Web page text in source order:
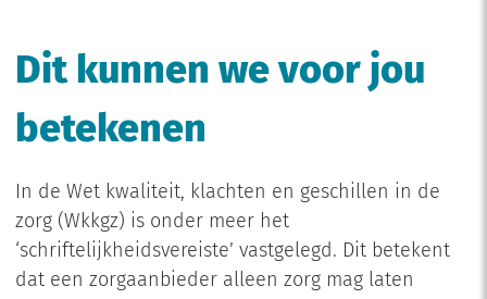
Dit kunnen we voor jou
betekenen
In de Wet kwaliteit, klachten en geschillen in de
zorg (Wkkgz) is onder meer het
‘schriftelijkheidsvereiste’ vastgelegd. Dit betekent
dat een zorgaanbieder alleen zorg mag laten